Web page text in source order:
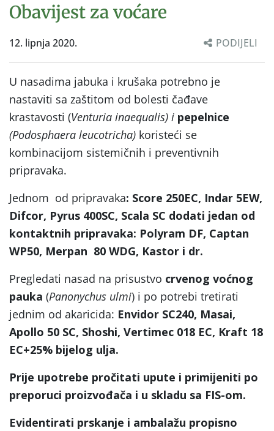
Obavijest za voćare
12. lipnja 2020. PODIJELI
U nasadima jabuka i krušaka potrebno je
nastaviti sa zaštitom od bolesti čađave
krastavosti (Venturia inaequalis) i pepelnice
(Podosphaera leucotricha) koristeći se
kombinacijom sistemičnih i preventivnih
pripravaka.
Jednom od pripravaka: Score 250EC, Indar 5EW,
Difcor, Pyrus 400SC, Scala SC dodati jedan od
kontaktnih pripravaka: Polyram DF, Captan
WP50, Merpan 80 WDG, Kastor i dr.
Pregledati nasad na prisustvo crvenog voćnog
pauka (Panonychus ulmi) i po potrebi tretirati
jednim od akaricida: Envidor SC240, Masai,
Apollo 50 SC, Shoshi, Vertimec 018 EC, Kraft 18
EC+25% bijelog ulja.
Prije upotrebe pročitati upute i primijeniti po
preporuci proizvođača i u skladu sa FIS-om.
Evidentirati prskanje i ambalažu propisno